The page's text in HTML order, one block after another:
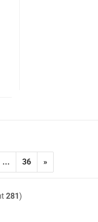
... 36 »
281)